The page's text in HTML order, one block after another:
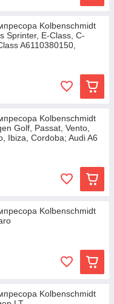
Kolbenschmidt
Sprinter, E-Class, C-
A6110380150,
Kolbenschmidt
Golf, Passat, Vento,
Ibiza, Cordoba; Audi A6
Kolbenschmidt
Kolbenschmidt